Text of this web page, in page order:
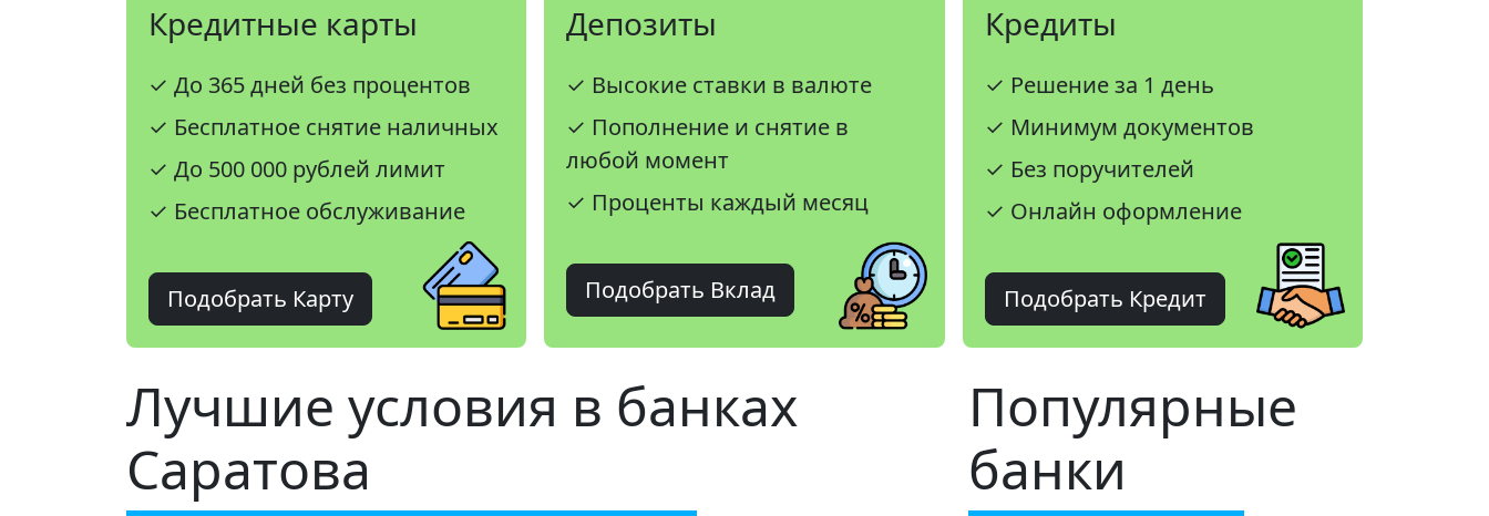
Кредитные карты
✓ До 365 дней без процентов
✓ Бесплатное снятие наличных
✓ До 500 000 рублей лимит
✓ Бесплатное обслуживание
Подобрать Карту
Депозиты
✓ Высокие ставки в валюте
✓ Пополнение и снятие в
любой момент
✓ Проценты каждый месяц
Подобрать Вклад
Кредиты
✓ Решение за 1 день
✓ Минимум документов
✓ Без поручителей
✓ Онлайн оформление
Подобрать Кредит
Лучшие условия в банках
Саратова
Популярные
банки